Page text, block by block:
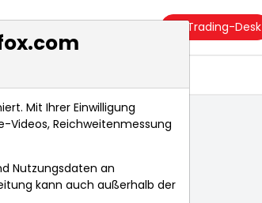
Trading-Desk
Mit Ihrer Einwilligung
Videos, Reichweitenmessung
Nutzungsdaten an
kann auch außerhalb der